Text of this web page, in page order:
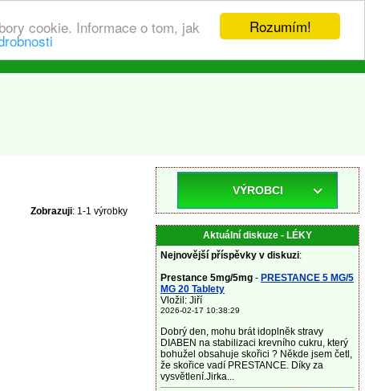
Rozumím!
cookie. Informace o tom, jak
Zobrazuji: 1-1 výrobky
VÝROBCI
Aktuální diskuze - LÉKY
Nejnovější příspěvky v diskuzi:
Prestance 5mg/5mg - PRESTANCE 5 MG/5
MG 20 Tablety
Vložil: Jiří
2026-02-17 10:38:29
Dobrý den, mohu brát idoplněk stravy
DIABEN na stabilizaci krevního cukru, který
bohužel obsahuje skořici ? Někde jsem četl,
že skořice vadí PRESTANCE. Díky za
vysvětlení.Jirka...